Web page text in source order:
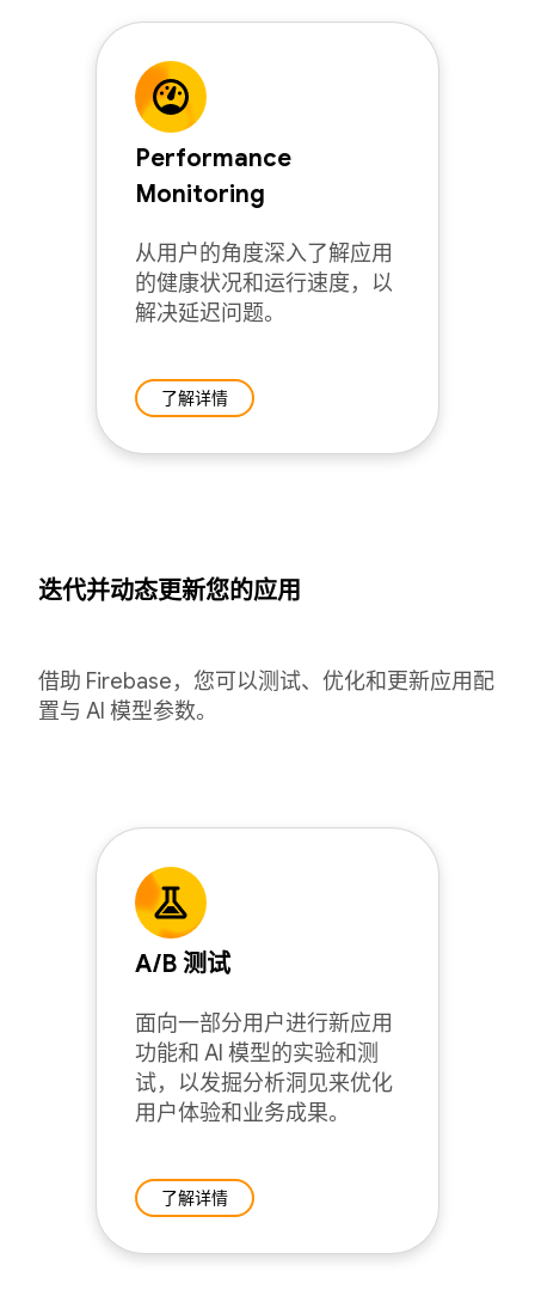
Performance
Monitoring
从用户的角度深入了解应用
的健康状况和运行速度，以
解决延迟问题。
了解详情
迭代并动态更新您的应用
借助 Firebase，您可以测试、优化和更新应用配
置与 AI 模型参数。
A/B 测试
面向一部分用户进行新应用
功能和 AI 模型的实验和测
试，以发掘分析洞见来优化
用户体验和业务成果。
了解详情